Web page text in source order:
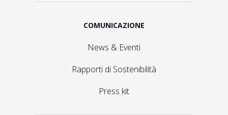
COMUNICAZIONE
News & Eventi
Rapporti di Sostenibilità
Press kit